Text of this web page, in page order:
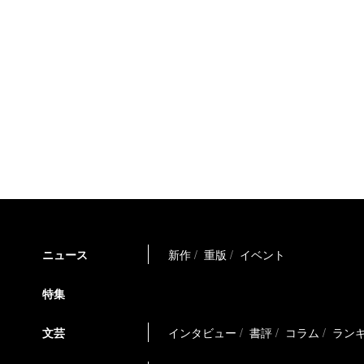
ニュース 新作 重版 イベント
特集
文芸 インタビュー 書評 コラム ラン